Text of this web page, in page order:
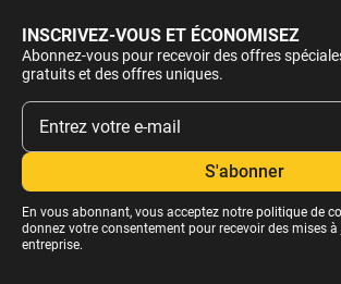
INSCRIVEZ-VOUS ET ÉCONOMISEZ
Abonnez-vous pour recevoir des offres
gratuits et des offres uniques.
En vous abonnant, vous acceptez notre politique de
donnez votre consentement pour recevoir des mises
entreprise.